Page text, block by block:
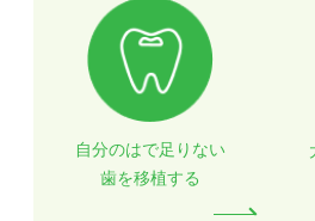
自分のはで足りない
歯を移植する